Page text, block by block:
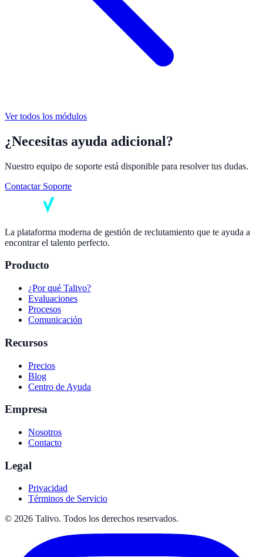
Ver todos los módulos
¿Necesitas ayuda adicional?
Nuestro equipo de soporte está disponible para resolver tus dudas.
Contactar Soporte
La plataforma moderna de gestión de reclutamiento que te ayuda a
encontrar el talento perfecto.
Producto
¿Por qué Talivo?
Evaluaciones
Procesos
Comunicación
Recursos
Precios
Blog
Centro de Ayuda
Empresa
Nosotros
Contacto
Legal
Privacidad
Términos de Servicio
© 2026 Talivo. Todos los derechos reservados.